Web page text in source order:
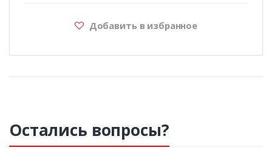
Добавить в избранное
Остались вопросы?